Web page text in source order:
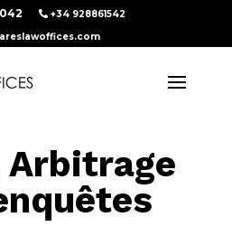
+34 928861542